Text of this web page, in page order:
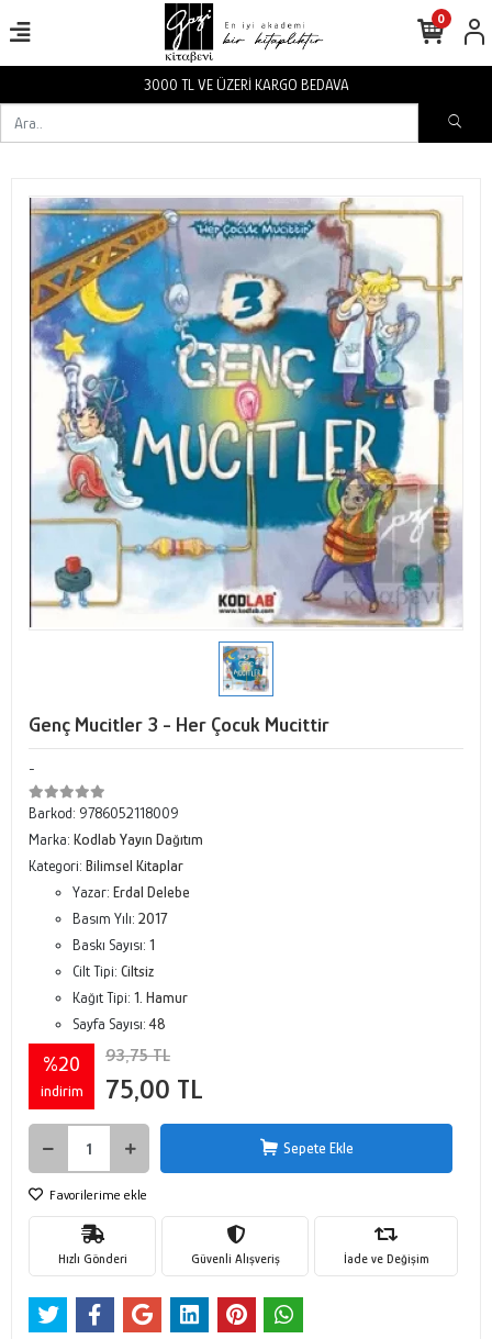
3000 TL VE ÜZERİ KARGO BEDAVA
0
Genç Mucitler 3 - Her Çocuk Mucittir
-
Barkod: 9786052118009
Marka: Kodlab Yayın Dağıtım
Kategori: Bilimsel Kitaplar
Yazar: Erdal Delebe
Basım Yılı: 2017
Baskı Sayısı: 1
Cilt Tipi: Ciltsiz
Kağıt Tipi: 1. Hamur
Sayfa Sayısı:48
%20
indirim
93,75 TL
75,00 TL
Sepete Ekle
Favorilerime ekle
Hızlı Gönderi Güvenli Alışveriş İade ve Değişim